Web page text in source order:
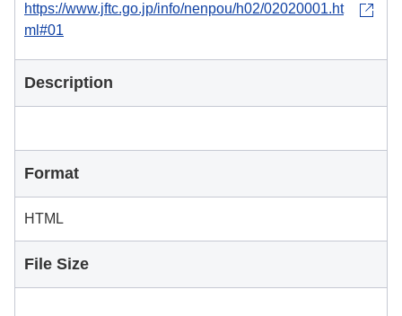
https://www.jftc.go.jp/info/nenpou/h02/02020001.ht
ml#01
Description
Format
HTML
File Size